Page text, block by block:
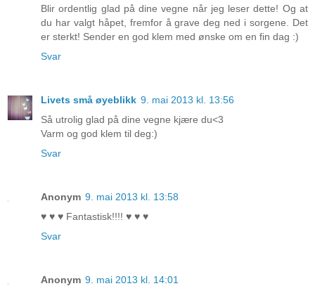
Blir ordentlig glad på dine vegne når jeg leser dette! Og at
du har valgt håpet, fremfor å grave deg ned i sorgene. Det
er sterkt! Sender en god klem med ønske om en fin dag :)
Svar
Livets små øyeblikk 9. mai 2013 kl. 13:56
Så utrolig glad på dine vegne kjære du<3
Varm og god klem til deg:)
Svar
Anonym 9. mai 2013 kl. 13:58
♥ ♥ ♥ Fantastisk!!!! ♥ ♥ ♥
Svar
Anonym 9. mai 2013 kl. 14:01